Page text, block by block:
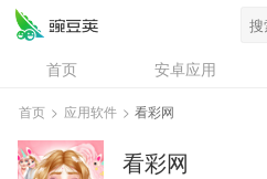
首页 安卓应用
资讯
专题
问答
首页 > 应用软件 > 看彩网
看彩网